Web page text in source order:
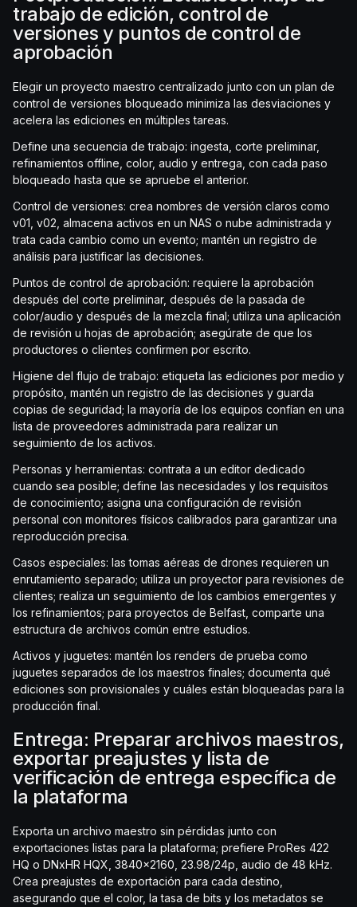
trabajo de edición, control de
versiones y puntos de control de
aprobación
Elegir un proyecto maestro centralizado junto con un plan de
control de versiones bloqueado minimiza las desviaciones y
acelera las ediciones en múltiples tareas.
Define una secuencia de trabajo: ingesta, corte preliminar,
refinamientos offline, color, audio y entrega, con cada paso
bloqueado hasta que se apruebe el anterior.
Control de versiones: crea nombres de versión claros como
v01, v02, almacena activos en un NAS o nube administrada y
trata cada cambio como un evento; mantén un registro de
análisis para justificar las decisiones.
Puntos de control de aprobación: requiere la aprobación
después del corte preliminar, después de la pasada de
color/audio y después de la mezcla final; utiliza una aplicación
de revisión u hojas de aprobación; asegúrate de que los
productores o clientes confirmen por escrito.
Higiene del flujo de trabajo: etiqueta las ediciones por medio y
propósito, mantén un registro de las decisiones y guarda
copias de seguridad; la mayoría de los equipos confían en una
lista de proveedores administrada para realizar un
seguimiento de los activos.
Personas y herramientas: contrata a un editor dedicado
cuando sea posible; define las necesidades y los requisitos
de conocimiento; asigna una configuración de revisión
personal con monitores físicos calibrados para garantizar una
reproducción precisa.
Casos especiales: las tomas aéreas de drones requieren un
enrutamiento separado; utiliza un proyector para revisiones de
clientes; realiza un seguimiento de los cambios emergentes y
los refinamientos; para proyectos de Belfast, comparte una
estructura de archivos común entre estudios.
Activos y juguetes: mantén los renders de prueba como
juguetes separados de los maestros finales; documenta qué
ediciones son provisionales y cuáles están bloqueadas para la
producción final.
Entrega: Preparar archivos maestros,
exportar preajustes y lista de
verificación de entrega específica de
la plataforma
Exporta un archivo maestro sin pérdidas junto con
exportaciones listas para la plataforma; prefiere ProRes 422
HQ o DNxHR HQX, 3840x2160, 23.98/24p, audio de 48 kHz.
Crea preajustes de exportación para cada destino,
asegurando que el color, la tasa de bits y los metadatos se